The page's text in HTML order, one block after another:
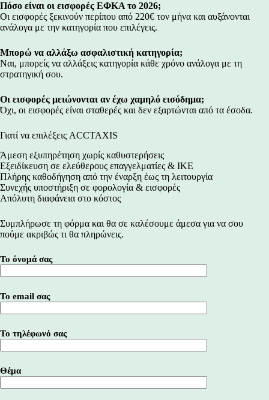
Πόσο είναι οι εισφορές ΕΦΚΑ το 2026;
Οι εισφορές ξεκινούν περίπου από 220€ τον μήνα και αυξάνονται
ανάλογα με την κατηγορία που επιλέγεις.
Μπορώ να αλλάξω ασφαλιστική κατηγορία;
Ναι, μπορείς να αλλάξεις κατηγορία κάθε χρόνο ανάλογα με τη
στρατηγική σου.
Οι εισφορές μειώνονται αν έχω χαμηλό εισόδημα;
Όχι, οι εισφορές είναι σταθερές και δεν εξαρτώνται από τα έσοδα.
Γιατί να επιλέξεις ACCTAXIS
Άμεση εξυπηρέτηση χωρίς καθυστερήσεις
Εξειδίκευση σε ελεύθερους επαγγελματίες & ΙΚΕ
Πλήρης καθοδήγηση από την έναρξη έως τη λειτουργία
Συνεχής υποστήριξη σε φορολογία & εισφορές
Απόλυτη διαφάνεια στο κόστος
Συμπλήρωσε τη φόρμα και θα σε καλέσουμε άμεσα για να σου
πούμε ακριβώς τι θα πληρώνεις.
Το όνομά σας
Το email σας
Το τηλέφωνό σας
Θέμα